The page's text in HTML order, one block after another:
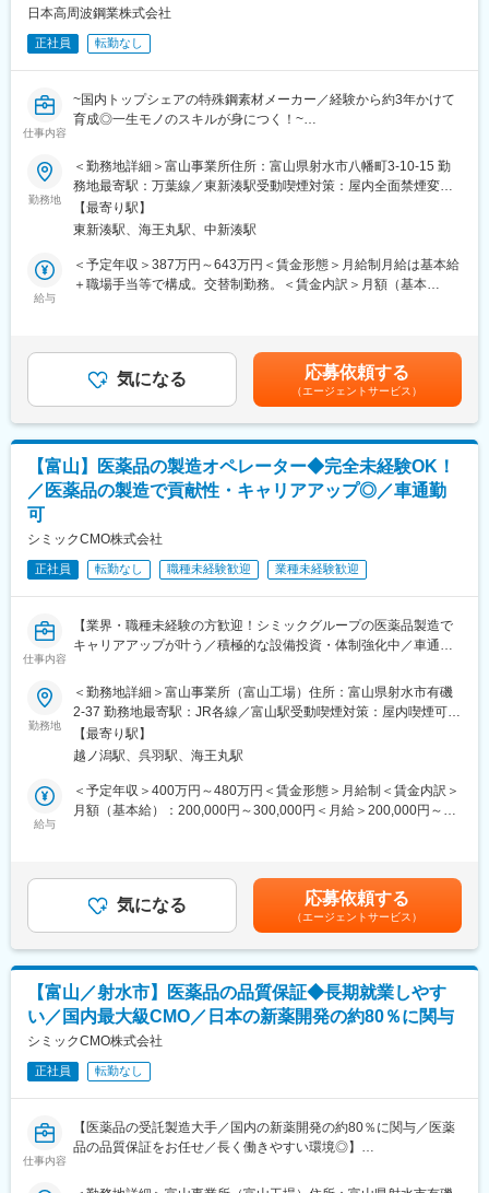
だからといった制限はなく、裁量権の大きな仕事もお任せしま
す。
■組織体制：
15名体制で運営しており、同担当としては1名在籍しておりま
す。
会社が必要と認めた講習、資格試験等に係る費用については全額
会社負担です。
■働き方：
・残業月平均15時間程度
・平均勤続年数：15.2年
社員が安心して長く働けるよう、福利厚生や設備の充実に努めて
います。
・24時間利用可能な浴場
・マッサージ機・大型映像機器を備えたリラクゼーションルーム
・DVD・楽器・喫茶設備を備えた研修スペース
・各種保険制度の完備
・表彰・融資・記念制度
・慶弔制度
■組織体制・風土
能力を最大限に発揮できる環境づくりにも注力しています。
・社員全員で情報を共有するボーダーレスな体制
・積極的な人材登用
・年齢や立場に関わらず意見を発信できる風土
ます。
・階層別研修
・専門研修
・職場内研修（OJT）
個人の成長に合わせて企業も成長していく仕組みを大切にしてい
ます。
日本高周波鋼業株式会社
正社員 転勤なし
仕事内容
~国内トップシェアの特殊鋼素材メーカー／経験から約3年かけて
育成◎一生モノのスキルが身につく！~
■業務概要
当社富山製造所にて、金属素材づくりに関わるお仕事をお任せし
ます。
機械を使った加工や設備の見回り・点検など、製造現場での業務
が中心です。
入社時に専門知識や資格は必要ありません。必要な知識やスキル
は入社後に身につけられるため、
・金属素材の加工業務
・加熱設備の操作や温度の確認
・作業場の安全確認や環境整備
・業務に必要な資格の取得（費用は会社負担）
・作業記録や日報の入力
ての方でも安心です。
■扱うサービス
国内トップクラスのシェアを誇ります。
富山製造所には約528名が在籍しています。若手社員からベテラ
ン社員まで幅広く活躍しています。
■業務の魅力
す。
教育体制や資格取得支援制度が整っているため、未経験から技術
入社後はOJTを中心に業務を覚えていただきます。先輩社員が基
礎から丁寧に指導するため、製造職が初めての方も安心です。
また、業務で必要となる資格や免許は会社負担で取得できます。
■就業環境
4勤1休の交替制勤務です。年間休日111日、単身寮を完備。
各種手当や福利厚生も充実しており、長く働きやすい環境が整っ
ています。
■想定されるキャリアパス
現場で経験を積みながらスキルアップできる環境です。
■企業の特徴／魅力
勤務地
＜勤務地詳細＞富山事業所住所：富山県射水市八幡町3-10-15 勤
務地最寄駅：万葉線／東新湊駅受動喫煙対策：屋内全面禁煙変更
の範囲：会社の定める事業所
【最寄り駅】
東新湊駅、海王丸駅、中新湊駅
給与
＜予定年収＞387万円～643万円＜賃金形態＞月給制月給は基本給
＋職場手当等で構成。交替制勤務。＜賃金内訳＞月額（基本
り（前年度実績2.82％）。賃金はあくまでも目安の金額であり、
選考を通じて上下する可能性があります。月給(月額)は固定手当を
含めた表記です。
気になる 応募依頼する
（エージェントサービス）
【富山】医薬品の製造オペレーター◆完全未経験OK！
／医薬品の製造で貢献性・キャリアアップ◎／車通勤
可
シミックCMO株式会社
正社員 転勤なし 職種未経験歓迎 業種未経験歓迎
仕事内容
【業界・職種未経験の方歓迎！シミックグループの医薬品製造で
キャリアアップが叶う／積極的な設備投資・体制強化中／車通勤
【はじめに】
今回は、完全未経験OKの医薬品の受託製造を行う当社にて、医薬
品の製造オペレーターを募集します。職種・業界未経験からでも
医薬品の製造でスキルアップが叶います◎主に半固形剤の製造業
務をお任せする想定です。
装等の設備運転を行います。
■清掃・洗浄（作業室、製造設備）
■製造設備、備品、消耗品の発注・在庫管理業務
■原材料運搬・保管管理業務
【研修体制】
初日にシミックグループ内のキャリア採用全体研修を受講いただ
いた後、翌日から工場内での研修・OJTでのフォローとなりま
す。実務経験の有無を問わず、お任せする業務に対して丁寧にフ
ォロー・サポートをしておりますので、未経験の方や中途入社の
方もご活躍いただきやすい環境となっています。
勤務地
＜勤務地詳細＞富山事業所（富山工場）住所：富山県射水市有磯
2-37 勤務地最寄駅：JR各線／富山駅受動喫煙対策：屋内喫煙可能
場所あり変更の範囲：会社の定める事業所
【最寄り駅】
越ノ潟駅、呉羽駅、海王丸駅
給与
＜予定年収＞400万円～480万円＜賃金形態＞月給制＜賃金内訳＞
月額（基本給）：200,000円～300,000円＜月給＞200,000円～
す。■賞与：業績連動／個人評価・勤怠状況により変動■昇給：有
賃金はあくまでも目安の金額であり、選考を通じて上下する可能
性があります。月給(月額)は固定手当を含めた表記です。
気になる 応募依頼する
（エージェントサービス）
【富山／射水市】医薬品の品質保証◆長期就業しやす
い／国内最大級CMO／日本の新薬開発の約80％に関与
シミックCMO株式会社
正社員 転勤なし
仕事内容
【医薬品の受託製造大手／国内の新薬開発の約80％に関与／医薬
品の品質保証をお任せ／長く働きやすい環境◎】
医薬品の製剤工場における品質保証担当を募集します。様々な医